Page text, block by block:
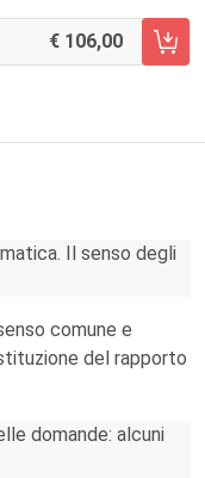
106,00
Il senso degli
comune e
del rapporto
domande: alcuni